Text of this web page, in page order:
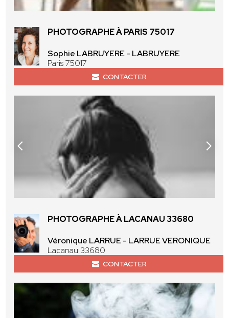
PHOTOGRAPHE À PARIS 75017
Sophie LABRUYERE - LABRUYERE
Paris 75017
CONTACTER
PHOTOGRAPHE À LACANAU 33680
Véronique LARRUE - LARRUE VERONIQUE
Lacanau 33680
CONTACTER